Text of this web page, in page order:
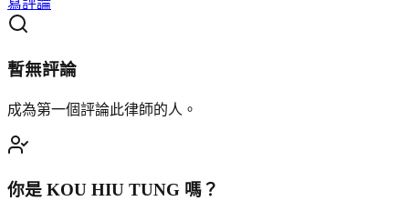
寫評論
暫無評論
成為第一個評論此律師的人。
你是 KOU HIU TUNG 嗎？